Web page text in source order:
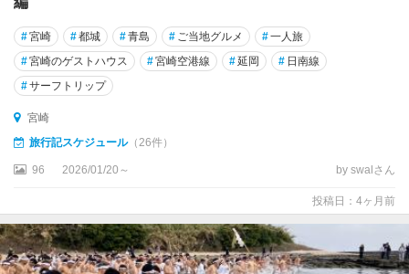
#宮崎 #都城 #青島 # ご当地グルメ #一人旅
#宮崎のゲストハウス #宮崎空港線 #延岡 # 日南線
#サーフトリップ
宮崎
旅行記スケジュール（26件）
96 2026/01/20～ by swalさん
投稿日：4ヶ月前